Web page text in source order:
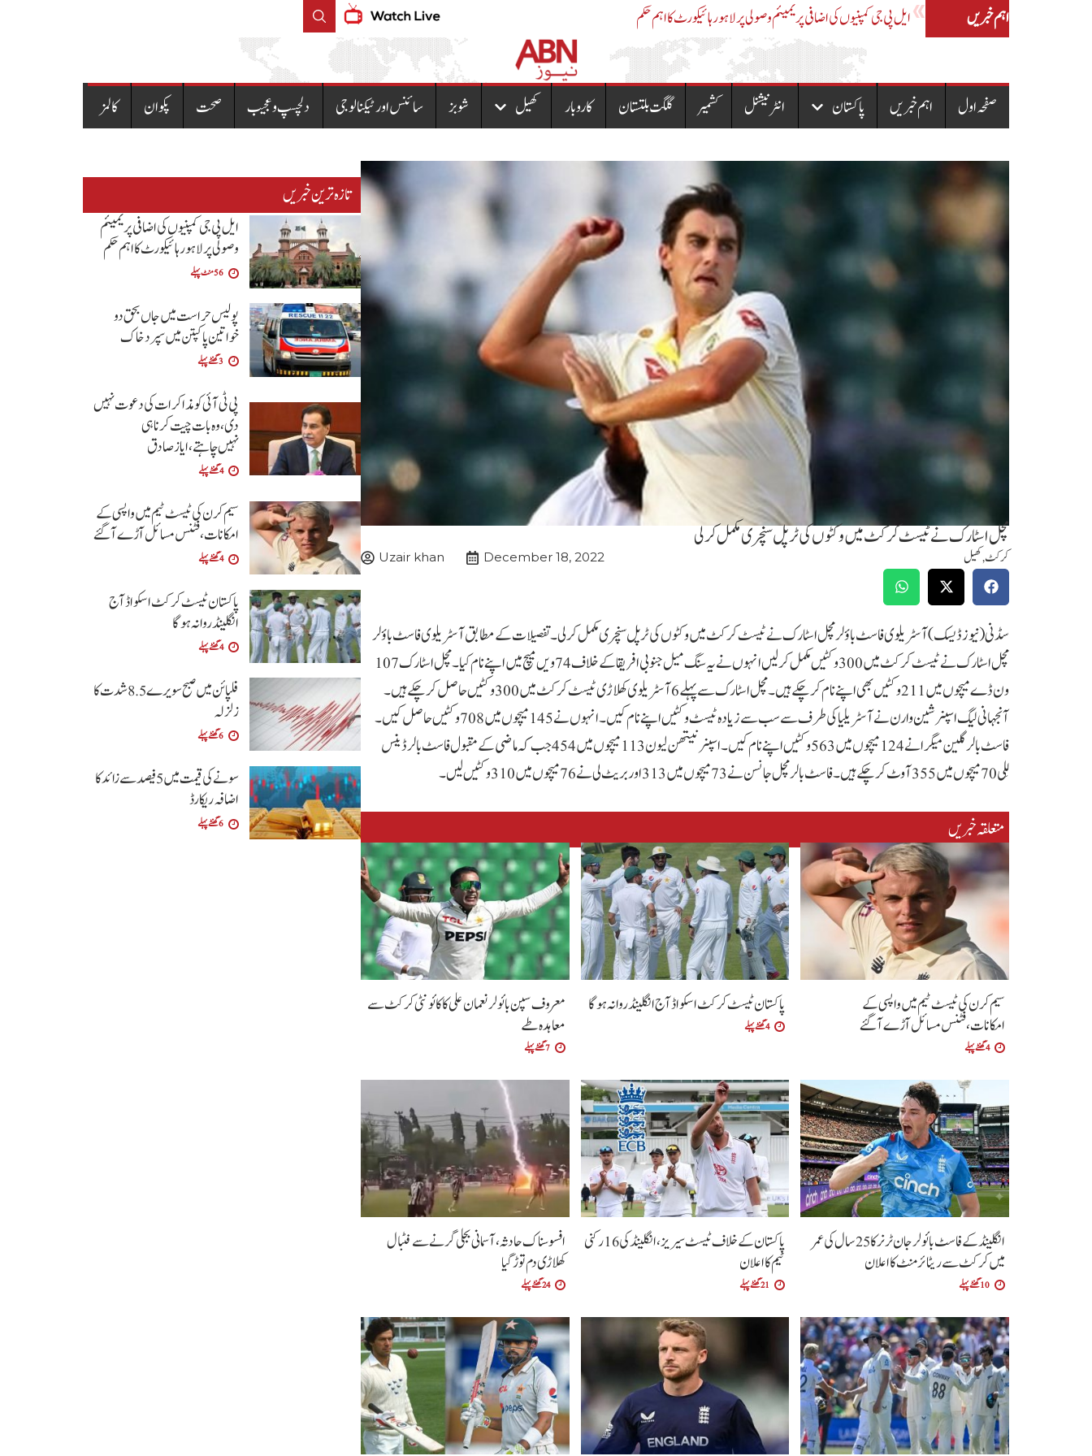
اہم خبریں ایل پی جی کمپنیوں کی اضافی پریمیئم وصولی پر لاہور ہائیکورٹ کا اہم حکم پولیس حراست میں جاں بحق دو خواتین پاکپتن میں سپرد خاک
صفحہ اول اہم خبریں پاکستان انٹرنیشنل کشمیر گلگت بلتستان کاروبار کھیل شوبز سائنس اور ٹیکنالوجی دلچسپ و عجیب صحت پکوان کالمز
مچل اسٹارک نے ٹیسٹ کرکٹ میں وکٹوں کی ٹرپل سنچری مکمل کر لی
کرکٹ,کھیل Uzair khan December 18, 2022
سڈنی(نیوز ڈیسک) آسٹریلوی فاسٹ باؤلر مچل اسٹارک نے ٹیسٹ کرکٹ میں وکٹوں کی ٹرپل سنچری مکمل کر لی۔تفصیلات کے مطابق آسٹریلوی فاسٹ باؤلر
مچل اسٹارک نے ٹیسٹ کرکٹ میں 300 وکٹیں مکمل کر لیں انہوں نے یہ سنگ میل جنوبی افریقا کے خلاف 74ویں میچ میں اپنے نام کیا۔ مچل اسٹارک 107
ون ڈے میچوں میں 211 وکٹیں بھی اپنے نام کر چکے ہیں۔مچل اسٹارک سے پہلے 6 آسٹریلوی کھلاڑی ٹیسٹ کرکٹ میں 300 وکٹیں حاصل کر چکے ہیں۔
آنجہانی لیگ اسپنر شین وارن نے آسٹریلیا کی طرف سے سب سے زیادہ ٹیسٹ وکٹیں اپنے نام کیں۔ انہوں نے 145 میچوں میں 708 وکٹیں حاصل کیں۔
فاسٹ بالر گلین میگرا نے 124 میچوں میں 563 وکٹیں اپنے نام کیں۔ اسپنر نیتھن لیون 113 میچوں میں 454 جب کہ ماضی کے مقبول فاسٹ بالر ڈینس
لِلی 70 میچوں میں 355 آوٹ کر چکے ہیں۔فاسٹ بالر مچل جانسن نے 73 میچوں میں 313 اور بریٹ لی نے 76 میچوں میں 310 وکٹیں لیں۔
متعلقہ خبریں
سیم کرن کی ٹیسٹ ٹیم میں واپسی کے
امکانات،فٹنس مسائل آڑے آگئے
4 گھنٹے پہلے
پاکستان ٹیسٹ کرکٹ اسکواڈ آج انگلینڈ روانہ ہوگا
4 گھنٹے پہلے
معروف سپن بائولر نعمان علی کا کائونٹی کرکٹ سے
معاہدہ طے
7 گھنٹے پہلے
انگلینڈ کے فاسٹ بائولر جان ٹرنر کا 25 سال کی عمر
میں کرکٹ سے ریٹائرمنٹ کا اعلان
10 گھنٹے پہلے
پاکستان کے خلاف ٹیسٹ سیریز، انگلینڈ کی 16 رکنی
ٹیم کا اعلان
21 گھنٹے پہلے
افسوسناک حادثہ، آسمانی بجلی گرنے سے فٹبال
کھلاڑی دم توڑ گیا
24 گھنٹے پہلے
تازہ ترین خبریں
ایل پی جی کمپنیوں کی اضافی پریمیئم
وصولی پر لاہور ہائیکورٹ کا اہم حکم
56 منٹ پہلے
پولیس حراست میں جاں بحق دو
خواتین پاکپتن میں سپرد خاک
3 گھنٹے پہلے
پی ٹی آئی کو مذاکرات کی دعوت نہیں
دی،وہ بات چیت کرنا ہی
نہیں چاہتے،ایاز صادق
4 گھنٹے پہلے
سیم کرن کی ٹیسٹ ٹیم میں واپسی کے
امکانات،فٹنس مسائل آڑے آگئے
4 گھنٹے پہلے
پاکستان ٹیسٹ کرکٹ اسکواڈ آج
انگلینڈ روانہ ہوگا
4 گھنٹے پہلے
فلپائن میں صبح سویرے 5 .8 شدت کا
زلزلہ
6 گھنٹے پہلے
سونے کی قیمت میں 5 فیصد سے زائد کا
اضافہ ریکارڈ
6 گھنٹے پہلے